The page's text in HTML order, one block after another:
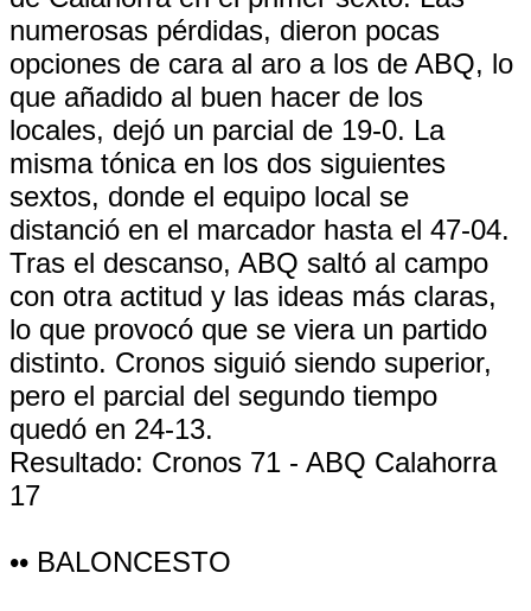
numerosas pérdidas, dieron pocas
opciones de cara al aro a los de ABQ, lo
que añadido al buen hacer de los
locales, dejó un parcial de 19-0. La
misma tónica en los dos siguientes
sextos, donde el equipo local se
distanció en el marcador hasta el 47-04.
Tras el descanso, ABQ saltó al campo
con otra actitud y las ideas más claras,
lo que provocó que se viera un partido
distinto. Cronos siguió siendo superior,
pero el parcial del segundo tiempo
quedó en 24-13.
Resultado: Cronos 71 - ABQ Calahorra
17
•• BALONCESTO